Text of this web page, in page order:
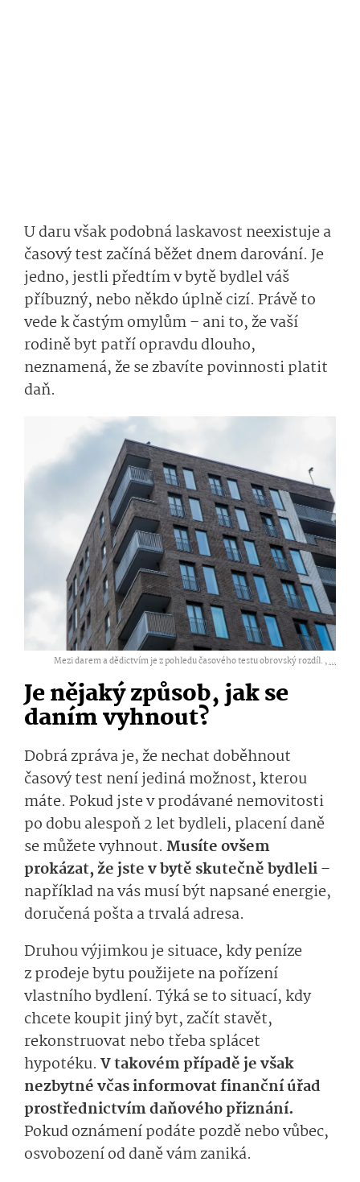
U daru však podobná laskavost neexistuje a
časový test začíná běžet dnem darování. Je
jedno, jestli předtím v bytě bydlel váš
příbuzný, nebo někdo úplně cizí. Právě to
vede k častým omylům – ani to, že vaší
rodině byt patří opravdu dlouho,
neznamená, že se zbavíte povinnosti platit
daň.
Mezi darem a dědictvím je z pohledu časového testu obrovský rozdíl. ,...
Je nějaký způsob, jak se
daním vyhnout?
Dobrá zpráva je, že nechat doběhnout
časový test není jediná možnost, kterou
máte. Pokud jste v prodávané nemovitosti
po dobu alespoň 2 let bydleli, placení daně
se můžete vyhnout. Musíte ovšem
prokázat, že jste v bytě skutečně bydleli–
například na vás musí být napsané energie,
doručená pošta a trvalá adresa.
Druhou výjimkou je situace, kdy peníze
z prodeje bytu použijete na pořízení
vlastního bydlení. Týká se to situací, kdy
chcete koupit jiný byt, začít stavět,
rekonstruovat nebo třeba splácet
hypotéku. V takovém případě je však
nezbytné včas informovat finanční úřad
prostřednictvím daňového přiznání.
Pokud oznámení podáte pozdě nebo vůbec,
osvobození od daně vám zaniká.